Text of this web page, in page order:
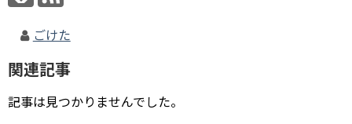
ごけた
関連記事
記事は見つかりませんでした。